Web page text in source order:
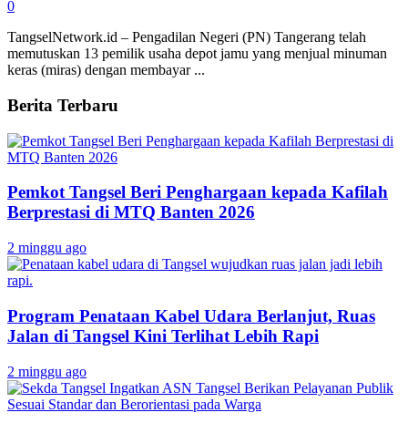
0
TangselNetwork.id – Pengadilan Negeri (PN) Tangerang telah
memutuskan 13 pemilik usaha depot jamu yang menjual minuman
keras (miras) dengan membayar ...
Berita Terbaru
Pemkot Tangsel Beri Penghargaan kepada Kafilah
Berprestasi di MTQ Banten 2026
2 minggu ago
Program Penataan Kabel Udara Berlanjut, Ruas
Jalan di Tangsel Kini Terlihat Lebih Rapi
2 minggu ago